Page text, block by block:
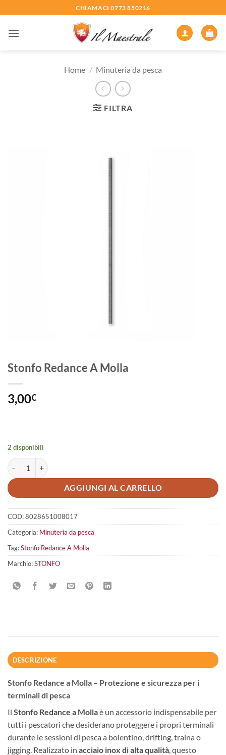
ai
contenuti
CHIAMACI 0773 850216
Home / Minuteria da pesca
FILTRA
Stonfo Redance A Molla
3,00€
2 disponibili
Stonfo Redance A Molla quantità
AGGIUNGI AL CARRELLO
COD:8028651008017
Categoria: Minuteria da pesca
Tag:Stonfo Redance A Molla
Marchio:STONFO
DESCRIZIONE
Stonfo Redance a Molla – Protezione e sicurezza per i
terminali di pesca
Il Stonfo Redance a Mollaè un accessorio indispensabile per
tutti i pescatori che desiderano proteggere i propri terminali
durante le sessioni di pesca a bolentino, drifting, traina o
jigging. Realizzato in acciaio inox di alta qualità , questo